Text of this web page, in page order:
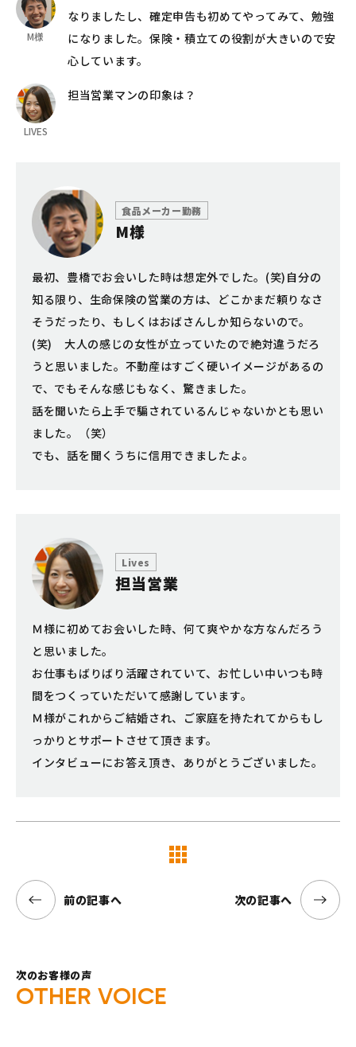
M様
なりましたし、確定申告も初めてやってみて、勉強
になりました。保険・積立ての役割が大きいので安
心しています。
LIVES
担当営業マンの印象は？
食品メーカー勤務
M様
最初、豊橋でお会いした時は想定外でした。(笑)自分の
知る限り、生命保険の営業の方は、どこかまだ頼りなさ
そうだったり、もしくはおばさんしか知らないので。
(笑) 大人の感じの女性が立っていたので絶対違うだろ
うと思いました。不動産はすごく硬いイメージがあるの
で、でもそんな感じもなく、驚きました。
話を聞いたら上手で騙されているんじゃないかとも思い
ました。（笑）
でも、話を聞くうちに信用できましたよ。
Lives
担当営業
Ｍ様に初めてお会いした時、何て爽やかな方なんだろう
と思いました。
お仕事もばりばり活躍されていて、お忙しい中いつも時
間をつくっていただいて感謝しています。
Ｍ様がこれからご結婚され、ご家庭を持たれてからもし
っかりとサポートさせて頂きます。
インタビューにお答え頂き、ありがとうございました。
前の記事へ 次の記事へ
次のお客様の声
OTHER VOICE